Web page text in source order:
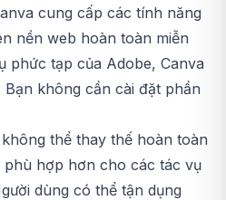
cung cấp các tính năng
nền web hoàn toàn miễn
phức tạp của Adobe, Canva
không cần cài đặt phần
thể thay thế hoàn toàn
hợp hơn cho các tác vụ
dùng có thể tận dụng